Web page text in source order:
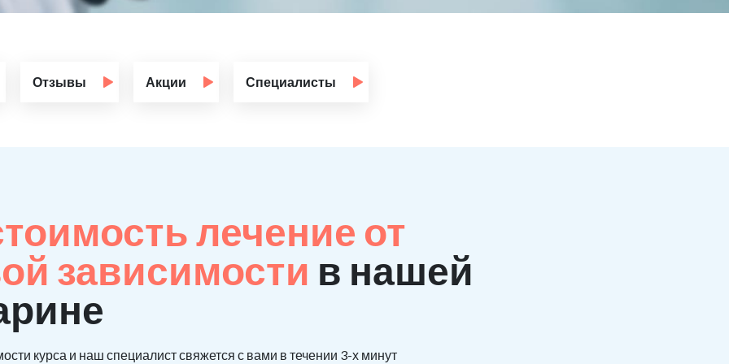
Отзывы Акции Специалисты
лечение от
зависимости в нашей
курса и наш специалист свяжется с вами в течении 3-х минут